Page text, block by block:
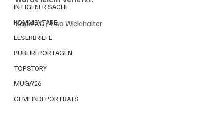
IN EIGENER SACHE
KOMMENTARE
LESERBRIEFE
PUBLIREPORTAGEN
TOPSTORY
MUGA'26
GEMEINDEPORTRÄTS
Kapo AG / Lisa Wickihalter